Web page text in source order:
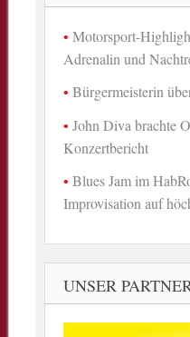
Motorsport-
Adrenalin und
Bürgermeisterin
John Diva brachte
Konzertbericht
Blues Jam im
Improvisation auf
UNSER